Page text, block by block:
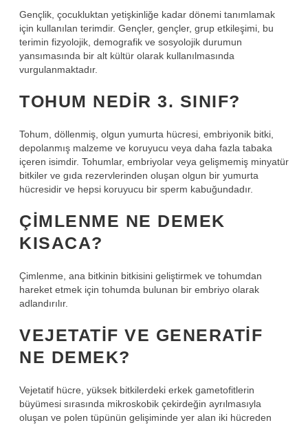
Gençlik, çocukluktan yetişkinliğe kadar dönemi tanımlamak
için kullanılan terimdir. Gençler, gençler, grup etkileşimi, bu
terimin fizyolojik, demografik ve sosyolojik durumun
yansımasında bir alt kültür olarak kullanılmasında
vurgulanmaktadır.
TOHUM NEDIR 3. SINIF?
Tohum, döllenmiş, olgun yumurta hücresi, embriyonik bitki,
depolanmış malzeme ve koruyucu veya daha fazla tabaka
içeren isimdir. Tohumlar, embriyolar veya gelişmemiş minyatür
bitkiler ve gıda rezervlerinden oluşan olgun bir yumurta
hücresidir ve hepsi koruyucu bir sperm kabuğundadır.
ÇIMLENME NE DEMEK
KISACA?
Çimlenme, ana bitkinin bitkisini geliştirmek ve tohumdan
hareket etmek için tohumda bulunan bir embriyo olarak
adlandırılır.
VEJETATIF VE GENERATIF
NE DEMEK?
Vejetatif hücre, yüksek bitkilerdeki erkek gametofitlerin
büyümesi sırasında mikroskobik çekirdeğin ayrılmasıyla
oluşan ve polen tüpünün gelişiminde yer alan iki hücreden